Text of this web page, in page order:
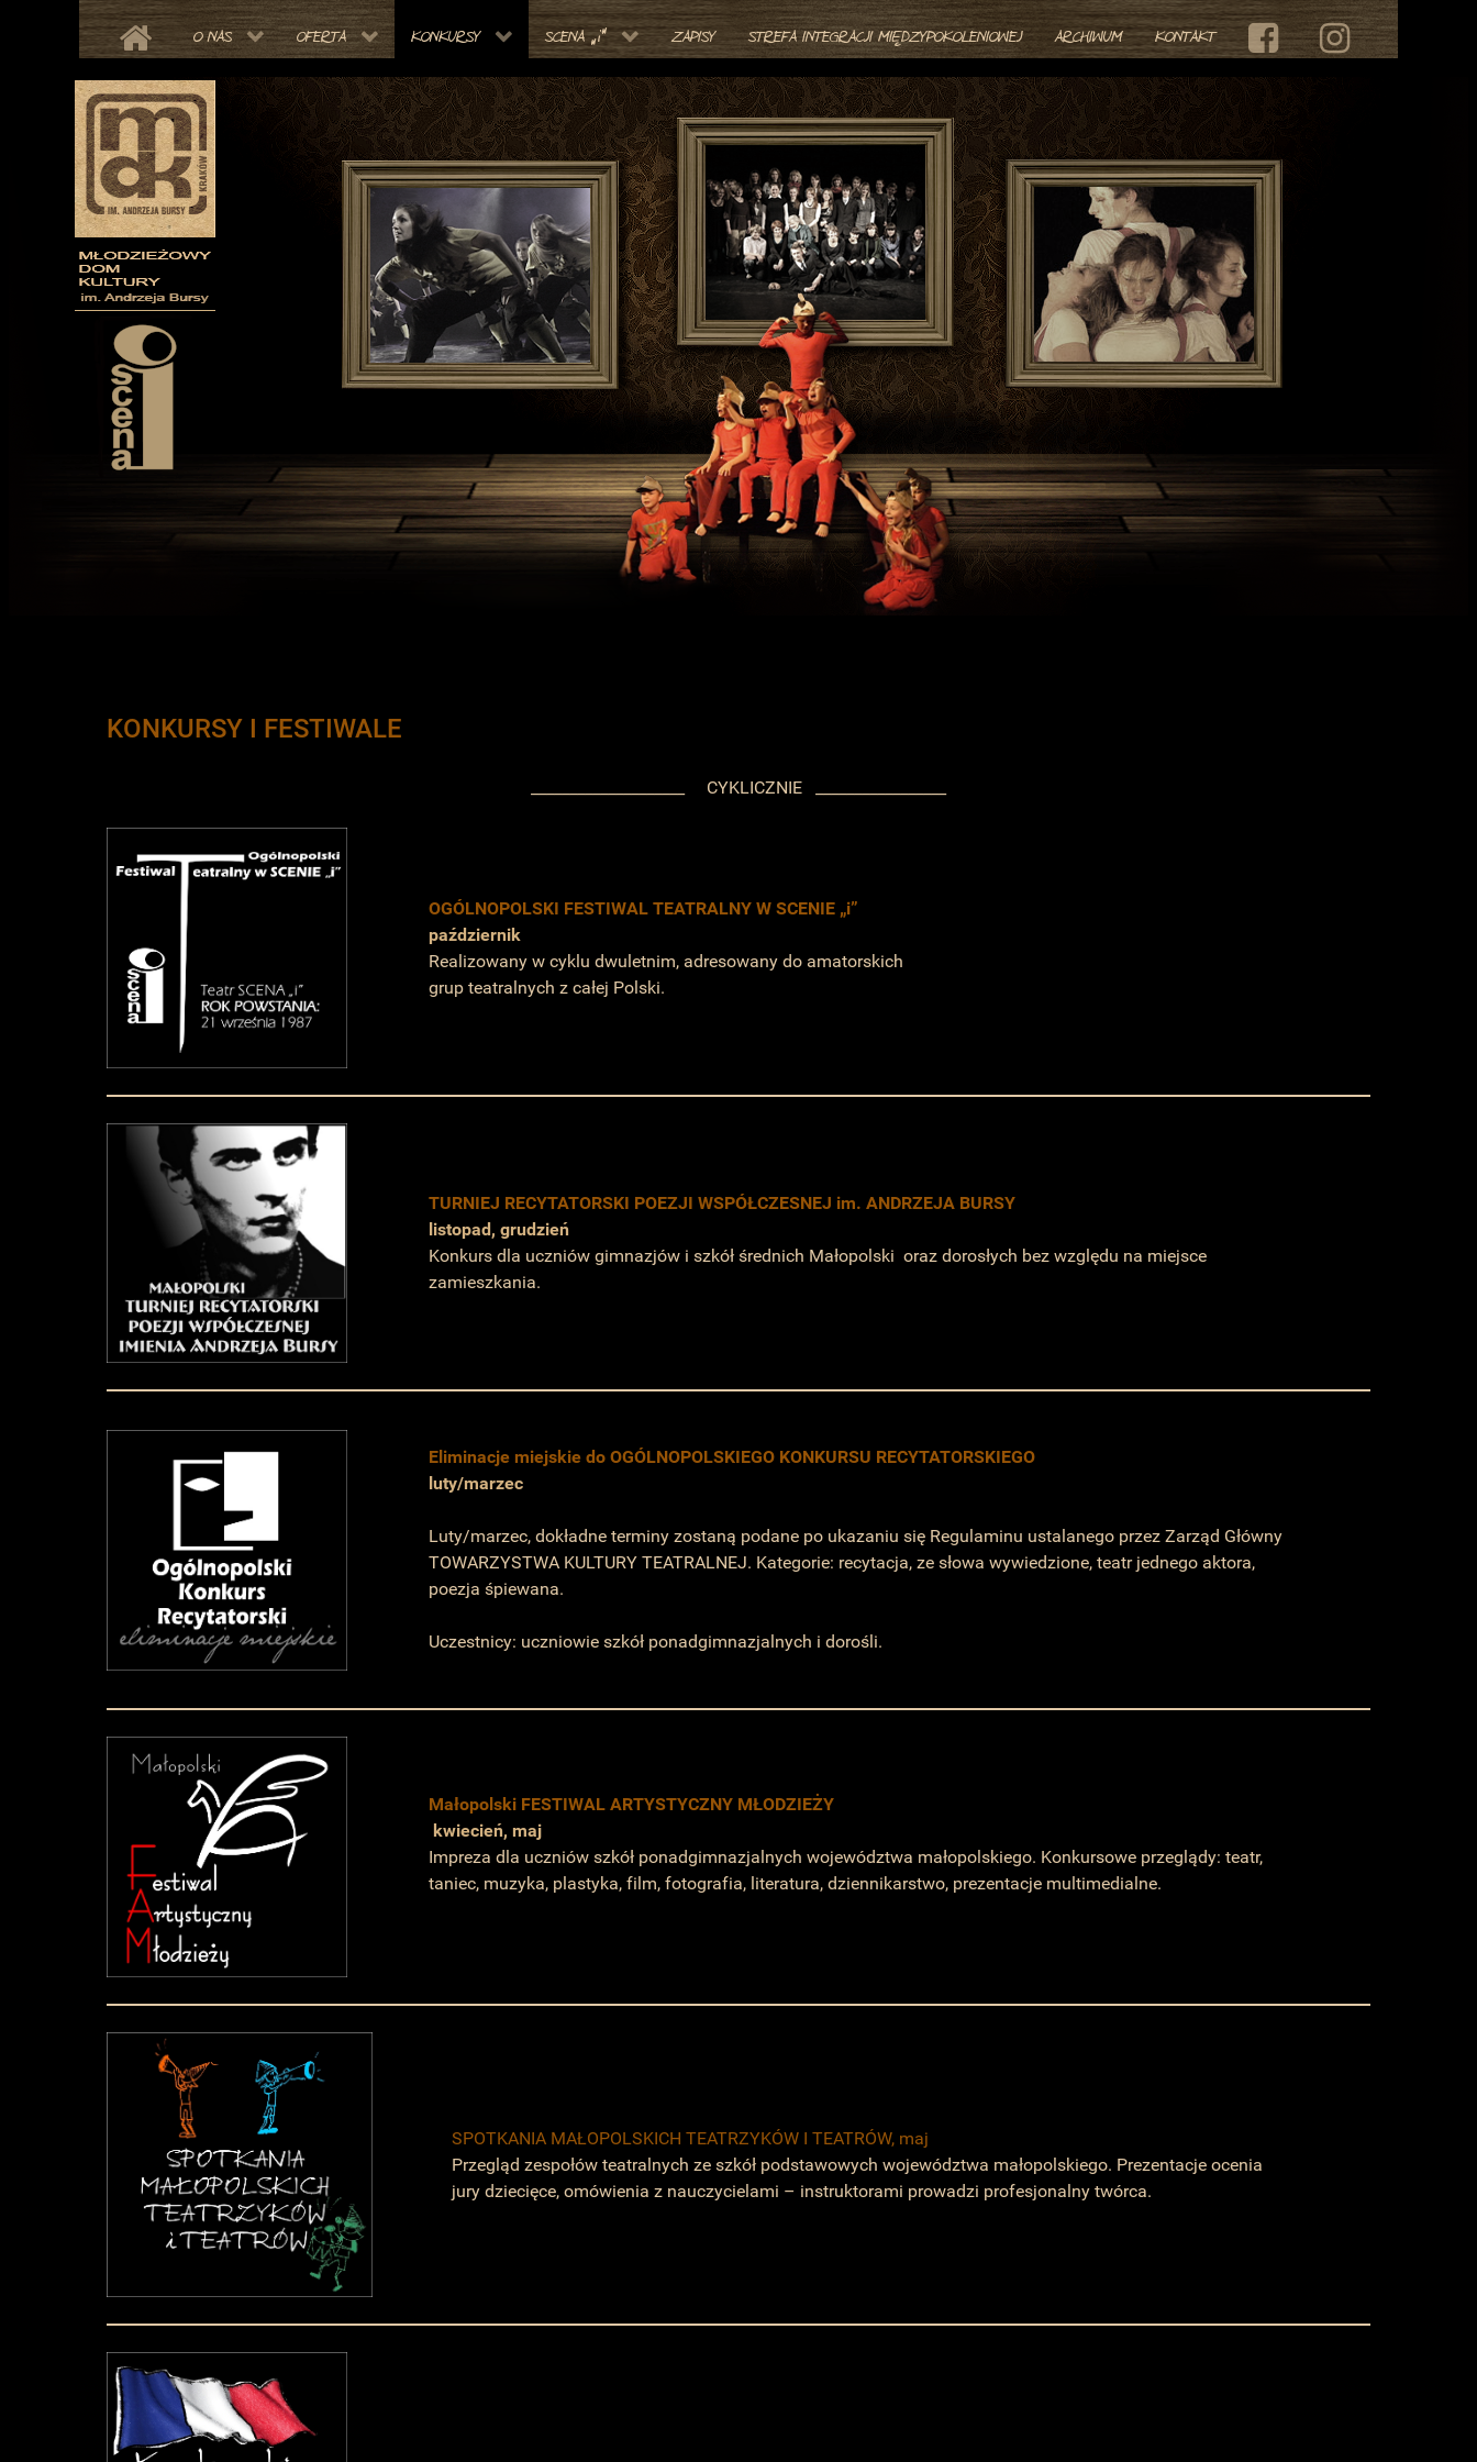
O NAS OFERTA KONKURSY SCENA „i” ZAPISY STREFA INTEGRACJI MIĘDZYPOKOLENIOWEJ ARCHIWUM KONTAKT
KONKURSY I FESTIWALE
____________________ CYKLICZNIE _________________
OGÓLNOPOLSKI FESTIWAL TEATRALNY W SCENIE „i”
październik
Realizowany w cyklu dwuletnim, adresowany do amatorskich
grup teatralnych z całej Polski.
TURNIEJ RECYTATORSKI POEZJI WSPÓŁCZESNEJ im. ANDRZEJA BURSY
listopad, grudzień
Konkurs dla uczniów gimnazjów i szkół średnich Małopolski oraz dorosłych bez względu na miejsce
zamieszkania.
Eliminacje miejskie do OGÓLNOPOLSKIEGO KONKURSU RECYTATORSKIEGO
luty/marzec
Luty/marzec, dokładne terminy zostaną podane po ukazaniu się Regulaminu ustalanego przez Zarząd Główny
TOWARZYSTWA KULTURY TEATRALNEJ. Kategorie: recytacja, ze słowa wywiedzione, teatr jednego aktora,
poezja śpiewana.
Uczestnicy: uczniowie szkół ponadgimnazjalnych i dorośli.
Małopolski FESTIWAL ARTYSTYCZNY MŁODZIEŻY
kwiecień, maj
Impreza dla uczniów szkół ponadgimnazjalnych województwa małopolskiego. Konkursowe przeglądy: teatr,
taniec, muzyka, plastyka, film, fotografia, literatura, dziennikarstwo, prezentacje multimedialne.
SPOTKANIA MAŁOPOLSKICH TEATRZYKÓW I TEATRÓW, maj
Przegląd zespołów teatralnych ze szkół podstawowych województwa małopolskiego. Prezentacje ocenia
jury dziecięce, omówienia z nauczycielami – instruktorami prowadzi profesjonalny twórca.